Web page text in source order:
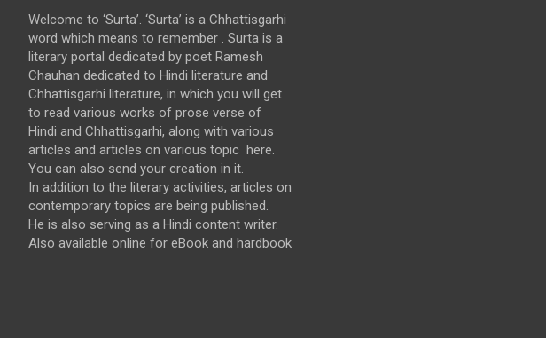
Welcome to ‘Surta’. ‘Surta’ is a Chhattisgarhi
word which means to remember . Surta is a
literary portal dedicated by poet Ramesh
Chauhan dedicated to Hindi literature and
Chhattisgarhi literature, in which you will get
to read various works of prose verse of
Hindi and Chhattisgarhi, along with various
articles and articles on various topic here.
You can also send your creation in it.
In addition to the literary activities, articles on
contemporary topics are being published.
He is also serving as a Hindi content writer.
Also available online for eBook and hardbook